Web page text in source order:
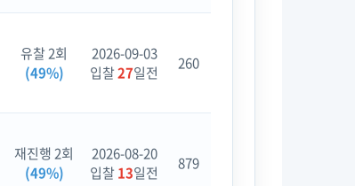
유찰 2회
(49%)
2026-09-03
입찰27일전 260
재진행 2회
(49%)
2026-08-20
입찰13일전 879